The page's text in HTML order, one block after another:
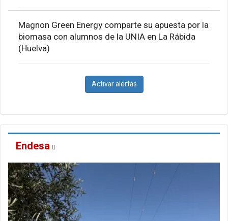
Magnon Green Energy comparte su apuesta por la
biomasa con alumnos de la UNIA en La Rábida
(Huelva)
Activar alertas
Endesa